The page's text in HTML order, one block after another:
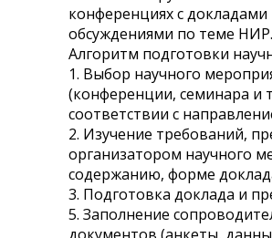
конференциях с докладами
обсуждениями по теме НИР.
Алгоритм подготовки
1. Выбор научного
(конференции, семинара и
соответствии с
2. Изучение требований,
организатором научного
содержанию, форме
3. Подготовка доклада и
5. Заполнение